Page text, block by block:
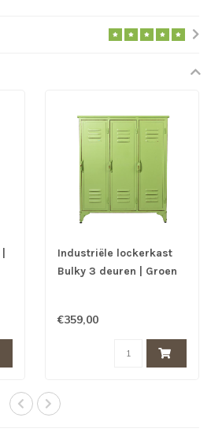
Industriële lockerkast
Bulky 3 deuren | Groen
€359,00